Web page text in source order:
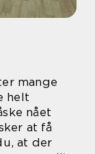
mange
helt
nået
at få
at der